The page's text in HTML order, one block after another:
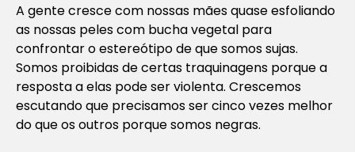
A gente cresce com nossas mães quase esfoliando
as nossas peles com bucha vegetal para
confrontar o estereótipo de que somos sujas.
Somos proibidas de certas traquinagens porque a
resposta a elas pode ser violenta. Crescemos
escutando que precisamos ser cinco vezes melhor
do que os outros porque somos negras.